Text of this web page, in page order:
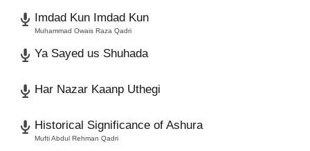
Imdad Kun Imdad Kun
Muhammad Owais Raza Qadri
Ya Sayed us Shuhada
Har Nazar Kaanp Uthegi
Historical Significance of Ashura
Mufti Abdul Rehman Qadri